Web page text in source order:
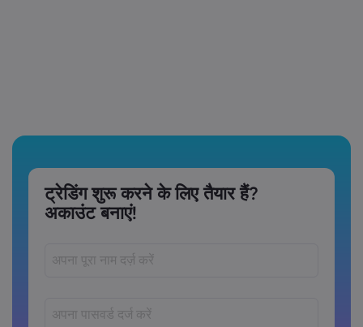
ट्रेडिंग शुरू करने के लिए तैयार हैं?
अकाउंट बनाएं!